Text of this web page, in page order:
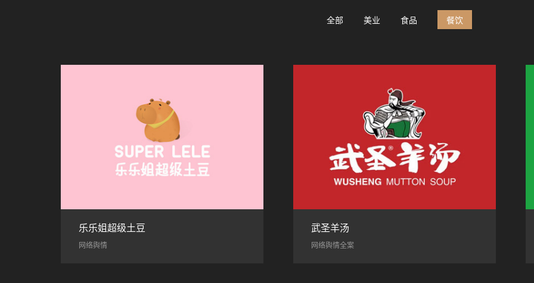
全部 美业 食品 餐饮
乐乐姐超级土豆
网络舆情
武圣羊汤
网络舆情全案